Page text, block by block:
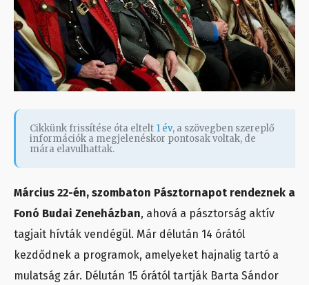
Cikkünk frissítése óta eltelt 1 év, a szövegben szereplő
információk a megjelenéskor pontosak voltak, de
mára elavulhattak.
Március 22-én, szombaton Pásztornapot rendeznek a
Fonó Budai Zeneházban, ahová a pásztorság aktív
tagjait hívták vendégül. Már délután 14 órától
kezdődnek a programok, amelyeket hajnalig tartó a
mulatság zár. Délután 15 órától tartják Barta Sándor